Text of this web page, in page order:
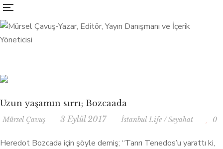
Uzun yaşamın sırrı; Bozcaada
Mürsel Çavuş 3 Eylül 2017 İstanbul Life /Seyahat 0
Heredot Bozcada için şöyle demiş; “Tanrı Tenedos’u yarattı ki,